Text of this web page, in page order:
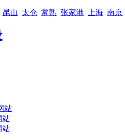
昆山 太仓 常熟 张家港 上海 南京
站
站
站